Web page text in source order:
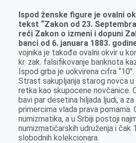
Ispod ženske figure je ovalni
tekst “Zakon od 23.
reći Zakon o izmeni i dopuni
banci od 6. januara 1883.
vojnika je takođe ovalni okvir u
kr. zak. falsifikovanje banknota
Ispod grba je uokvirena cifra “10″.
Strast sakupljanja starog novca u
retka kao skupocene novčanice.
bavi par desetina hiljada ljudi, a za
primercima vlada prava pomama.
numizmatika, a u Srbiji postoji
numizmatičarskih udruženja i čak
slobodnih kolekcionara.